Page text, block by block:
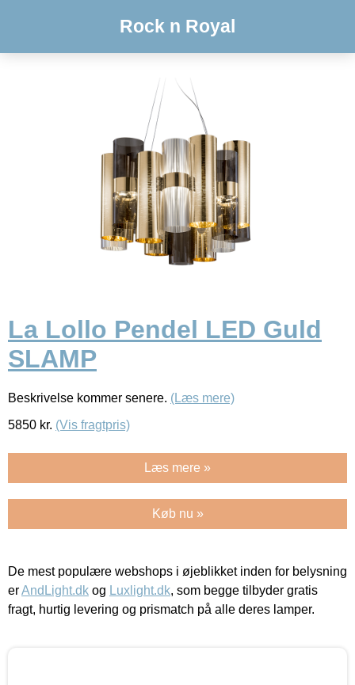
Rock n Royal
La Lollo Pendel LED Guld
SLAMP
Beskrivelse kommer senere. (Læs mere)
5850 kr. (Vis fragtpris)
Læs mere »
Køb nu »
De mest populære webshops i øjeblikket inden for belysning
erAndLight.dk og Luxlight.dk, som begge tilbyder gratis
fragt, hurtig levering og prismatch på alle deres lamper.